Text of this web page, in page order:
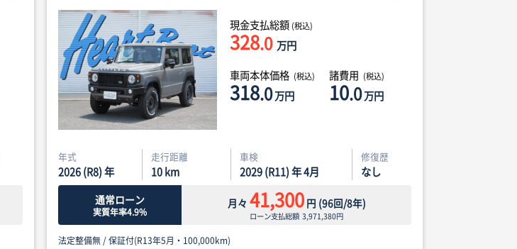
現金支払総額 (税込)
328.0 万円
車両本体価格 (税込)
318.0万円
諸費用 (税込)
10.0万円
年式
2026 (R8) 年
走行距離
10km
車検
2029 (R11) 年 4月
修復歴
なし
通常ローン
実質年率4.9%
月々 41,300円 (96回/8年)
ローン支払総額3,971,380円
法定整備無 /保証付(R13年5月・100,000km)